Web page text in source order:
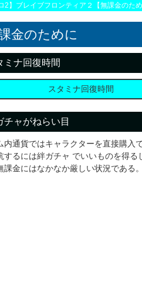
ブレイブフロンティア２【無課金のため
金のために
ミナ回復時間
スタミナ回復時間
チャがねらい目
内通貨ではキャラクターを直接購入
するには絆ガチャ でいいものを得
課金にはなかなか厳しい状況である。